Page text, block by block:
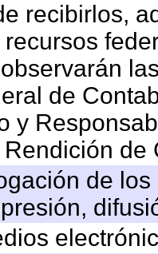
recibirlos,
de
y
de